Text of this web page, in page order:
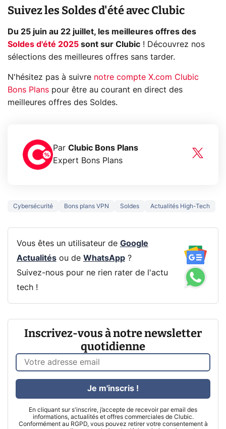
Suivez les Soldes d'été avec Clubic
Du 25 juin au 22 juillet, les meilleures offres des
Soldes d'été 2025 sont sur Clubic ! Découvrez nos
sélections des meilleures offres sans tarder.
N'hésitez pas à suivre notre compte X.com Clubic
Bons Plans pour être au courant en direct des
meilleures offres des Soldes.
Par Clubic Bons Plans
Expert Bons Plans
Cybersécurité Bons plans VPN Soldes Actualités High-Tech
Vous êtes un utilisateur de Google
Actualitésou de WhatsApp?
Suivez-nous pour ne rien rater de l'actu
tech !
Inscrivez-vous à notre newsletter
quotidienne
En cliquant sur s'inscrire, j’accepte de recevoir par email des
informations, actualités et offres commerciales de Clubic.
Conformément au RGPD, vous pouvez retirer votre consentement à
Je m'inscris !